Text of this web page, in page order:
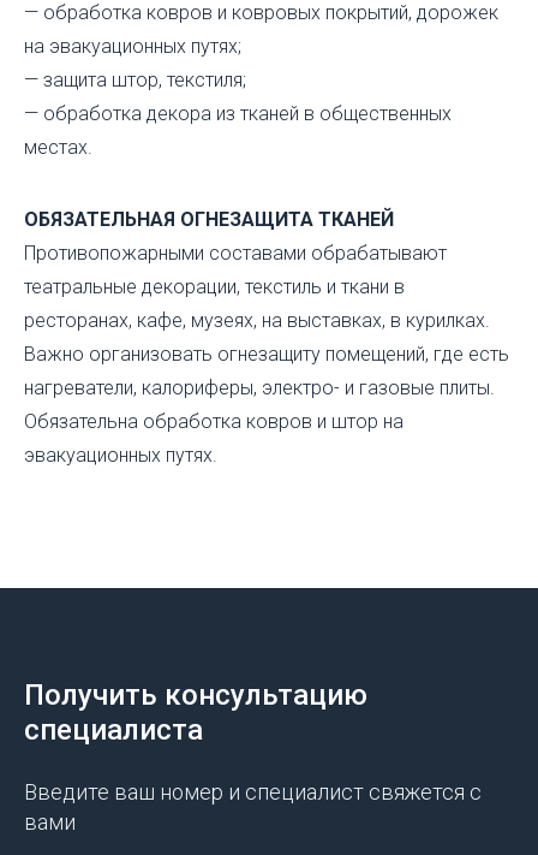
— обработка ковров и ковровых покрытий, дорожек
на эвакуационных путях;
— защита штор, текстиля;
— обработка декора из тканей в общественных
местах.
ОБЯЗАТЕЛЬНАЯ ОГНЕЗАЩИТА ТКАНЕЙ
Противопожарными составами обрабатывают
театральные декорации, текстиль и ткани в
ресторанах, кафе, музеях, на выставках, в курилках.
Важно организовать огнезащиту помещений, где есть
нагреватели, калориферы, электро- и газовые плиты.
Обязательна обработка ковров и штор на
эвакуационных путях.
Получить консультацию
специалиста
Введите ваш номер и специалист свяжется с
вами